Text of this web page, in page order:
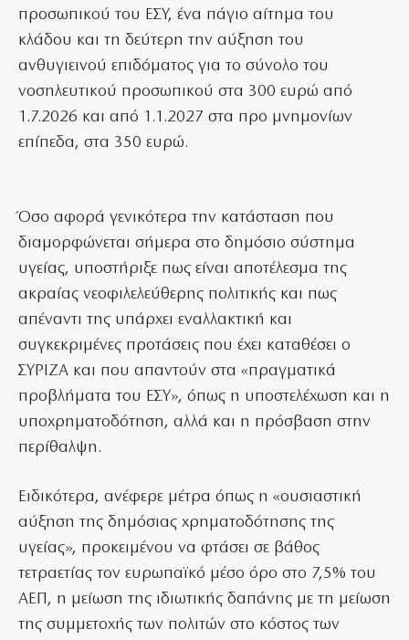
προσωπικού του ΕΣΥ, ένα πάγιο αίτημα του
κλάδου και τη δεύτερη την αύξηση του
ανθυγιεινού επιδόματος για το σύνολο του
νοσηλευτικού προσωπικού στα 300 ευρώ από
1.7.2026 και από 1.1.2027 στα προ μνημονίων
επίπεδα, στα 350 ευρώ.
Όσο αφορά γενικότερα την κατάσταση που
διαμορφώνεται σήμερα στο δημόσιο σύστημα
υγείας, υποστήριξε πως είναι αποτέλεσμα της
ακραίας νεοφιλελεύθερης πολιτικής και πως
απέναντι της υπάρχει εναλλακτική και
συγκεκριμένες προτάσεις που έχει καταθέσει ο
ΣΥΡΙΖΑ και που απαντούν στα «πραγματικά
προβλήματα του ΕΣΥ», όπως η υποστελέχωση και η
υποχρηματοδότηση, αλλά και η πρόσβαση στην
περίθαλψη.
Ειδικότερα, ανέφερε μέτρα όπως η «ουσιαστική
αύξηση της δημόσιας χρηματοδότησης της
υγείας», προκειμένου να φτάσει σε βάθος
τετραετίας τον ευρωπαϊκό μέσο όρο στο 7,5% του
ΑΕΠ, η μείωση της ιδιωτικής δαπάνης με τη μείωση
της συμμετοχής των πολιτών στο κόστος των